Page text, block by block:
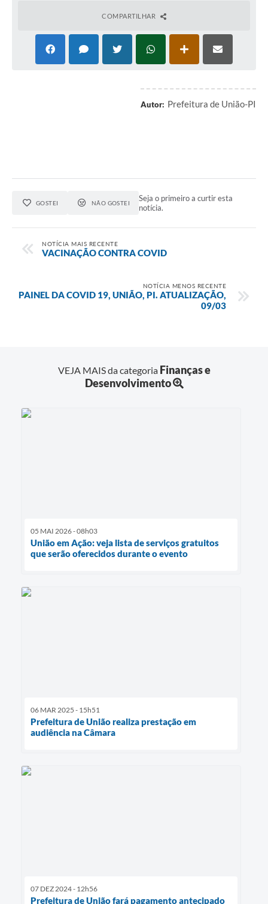
COMPARTILHAR
Autor: Prefeitura de União-PI
GOSTEI NÃO GOSTEI
Seja o primeiro a curtir esta
notícia.
NOTÍCIA MAIS RECENTE
VACINAÇÃO CONTRA COVID
NOTÍCIA MENOS RECENTE
PAINEL DA COVID 19, UNIÃO, PI. ATUALIZAÇÃO,
09/03
VEJA MAIS da categoria Finanças e
Desenvolvimento
05 MAI 2026 - 08h03
União em Ação: veja lista de serviços gratuitos
que serão oferecidos durante o evento
06 MAR 2025 - 15h51
Prefeitura de União realiza prestação em
audiência na Câmara
07 DEZ 2024 - 12h56
Prefeitura de União fará pagamento antecipado